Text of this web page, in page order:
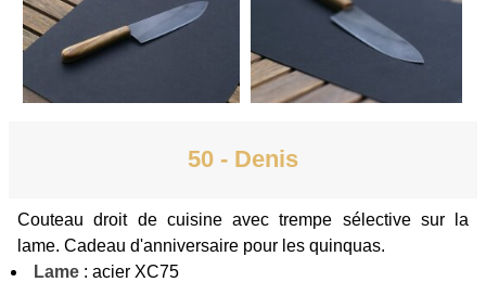
50 - Denis
Couteau droit de cuisine avec trempe sélective sur la
lame. Cadeau d'anniversaire pour les quinquas.
Lame : acier XC75